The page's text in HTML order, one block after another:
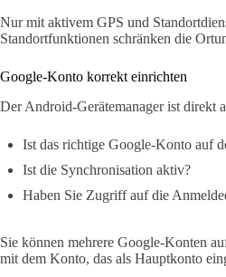
Nur mit aktivem GPS und
Standortfunktionen schränken die
Google-Konto korrekt einrichten
Der Android-Gerätemanager ist direkt
Ist das richtige Google-Konto auf
Ist die Synchronisation aktiv?
Haben Sie Zugriff auf die
Sie können mehrere Google-Konten
mit dem Konto, das als Hauptkonto